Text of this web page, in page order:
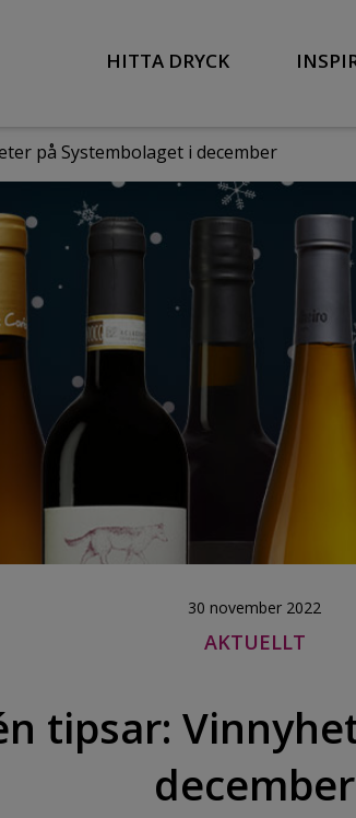
HITTA DRYCK
på Systembolaget i december
30 november 2022
AKTUELLT
tipsar:
december